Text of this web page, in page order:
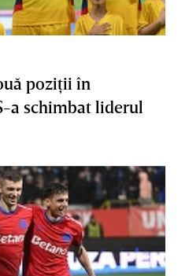
poziţii în
a schimbat liderul